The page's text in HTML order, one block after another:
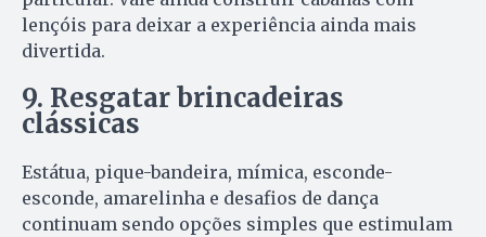
lençóis para deixar a experiência ainda mais
divertida.
9. Resgatar brincadeiras
clássicas
Estátua, pique-bandeira, mímica, esconde-
esconde, amarelinha e desafios de dança
continuam sendo opções simples que estimulam